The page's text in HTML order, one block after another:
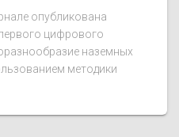
опубликована
цифрового
наземных
методики